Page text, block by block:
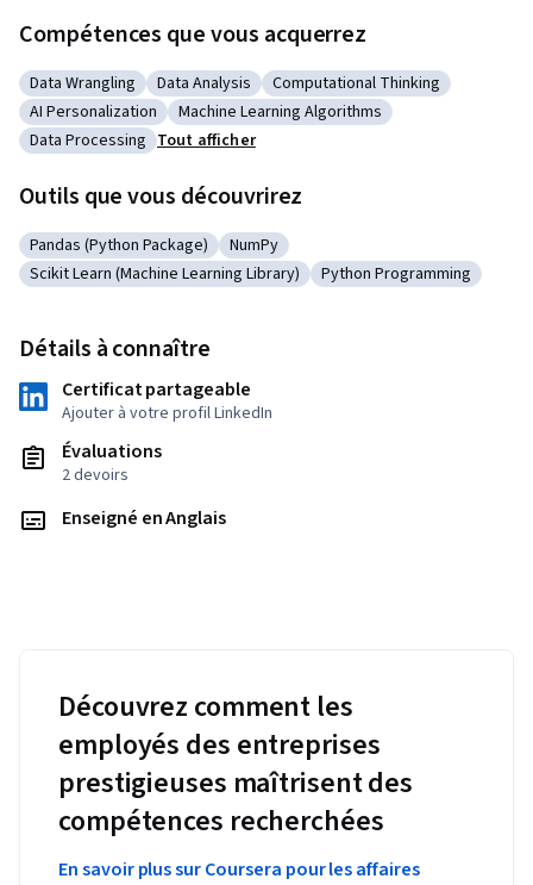
Compétences que vous acquerrez
Catégorie : Data Wrangling
Data Wrangling Catégorie : Data Analysis
Data Analysis Catégorie : Computational
Computational Thinking
Catégorie : AI Personalization
AI Personalization Catégorie : Machine Learning Algorithms
Machine Learning Algorithms
Catégorie : Data Processing
Data Processing Tout afficher
Outils que vous découvrirez
Catégorie : Pandas (Python Package)
Pandas (Python Package) Catégorie : NumPy
NumPy
Catégorie : Scikit Learn (Machine Learning Library)
Scikit Learn (Machine Learning Library) Catégorie : Python
Python Programming
Détails à connaître
Certificat partageable
Ajouter à votre profil LinkedIn
Évaluations
2 devoirs
Enseigné en Anglais
Découvrez comment les
employés des entreprises
prestigieuses maîtrisent des
compétences recherchées
En savoir plus sur Coursera pour les affaires